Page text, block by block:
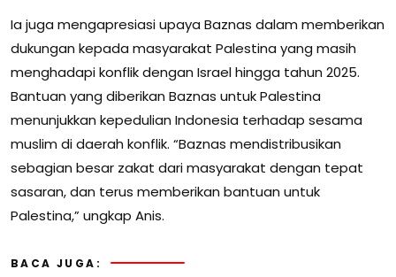
Ia juga mengapresiasi upaya Baznas dalam memberikan
dukungan kepada masyarakat Palestina yang masih
menghadapi konflik dengan Israel hingga tahun 2025.
Bantuan yang diberikan Baznas untuk Palestina
menunjukkan kepedulian Indonesia terhadap sesama
muslim di daerah konflik. “Baznas mendistribusikan
sebagian besar zakat dari masyarakat dengan tepat
sasaran, dan terus memberikan bantuan untuk
Palestina,” ungkap Anis.
BACA JUGA: